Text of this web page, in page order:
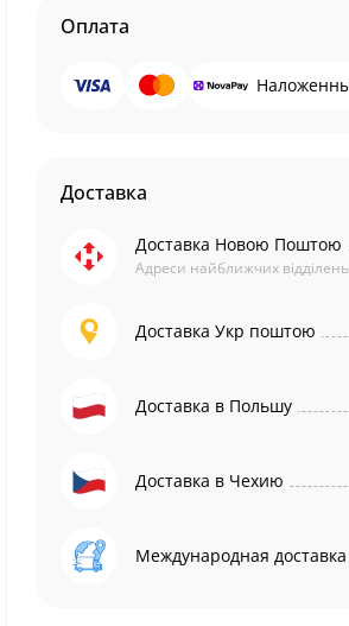
Оплата
Доставка
Доставка Новою Поштою
Адреси найближчих
Доставка Укр поштою
Доставка в Польшу
Доставка в Чехию
Международная доставка